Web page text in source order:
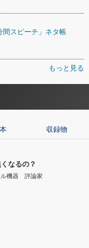
間スピーチ」ネタ帳
もっと見る
本 収録物
なるの？
ル機器 評論家